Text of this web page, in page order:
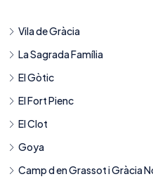
Vila de Gràcia
La Sagrada Família
El Gòtic
El Fort Pienc
El Clot
Goya
Camp d en Grassot i Gràcia